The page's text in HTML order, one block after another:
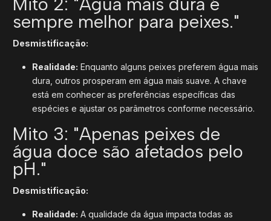
sempre melhor para peixes."
Desmistificação:
Realidade: Enquanto alguns peixes preferem água mais
dura, outros prosperam em água mais suave. A chave
está em conhecer as preferências específicas das
espécies e ajustar os parâmetros conforme necessário.
Mito 3: "Apenas peixes de
água doce são afetados pelo
pH."
Desmistificação:
Realidade: A qualidade da água impacta todas as